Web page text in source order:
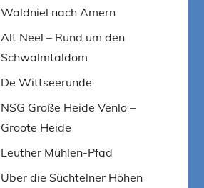
Waldniel nach Amern
Alt Neel – Rund um den
Schwalmtaldom
De Wittseerunde
NSG Große Heide Venlo –
Groote Heide
Leuther Mühlen-Pfad
Über die Süchtelner Höhen